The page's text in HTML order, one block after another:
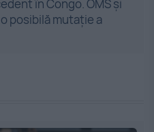
în Congo. OMS și
posibilă mutație a